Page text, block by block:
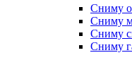
Сниму
Сниму
Сниму
Сниму